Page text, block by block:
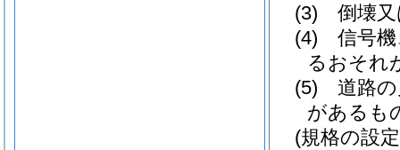
(3)
倒壊
(4)
信号
るおそれ
(5)
道路
があるも
(規格の設